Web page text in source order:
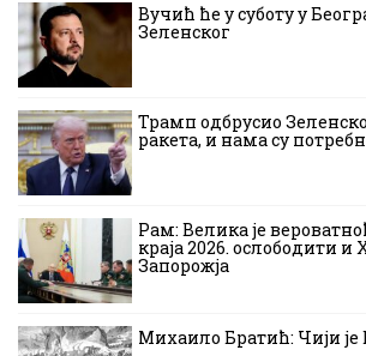
Вучић ће у суботу у
Зеленског
Трамп одбрусио
ракета, и нама су
Рам: Велика је
краја 2026. ослободити и
Запорожја
Михаило Братић: Чији је